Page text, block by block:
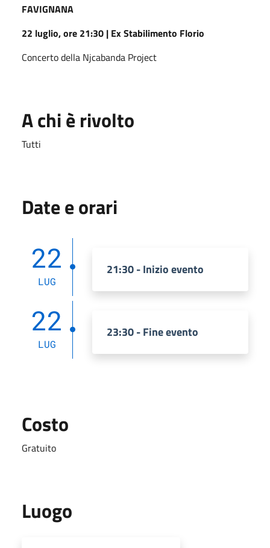
FAVIGNANA
22 luglio, ore 21:30 | Ex Stabilimento Florio
Concerto della Njcabanda Project
A chi è rivolto
Tutti
Date e orari
22
LUG
21:30 - Inizio evento
22
LUG
23:30 - Fine evento
Costo
Gratuito
Luogo